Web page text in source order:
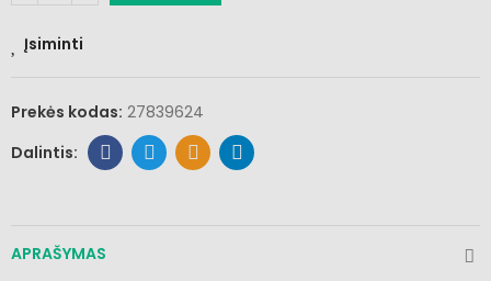
Įsiminti
Prekės kodas: 27839624
APRAŠYMAS